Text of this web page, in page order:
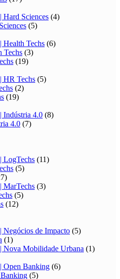
Hard Sciences (4)
(5)
Health Techs (6)
Techs (3)
(19)
HR Techs (5)
(2)
(19)
Indústria 4.0 (8)
4.0 (7)
LogTechs (11)
(5)
MarTechs (3)
(5)
(12)
Negócios de Impacto (5)
(1)
Nova Mobilidade Urbana (1)
Open Banking (6)
(5)